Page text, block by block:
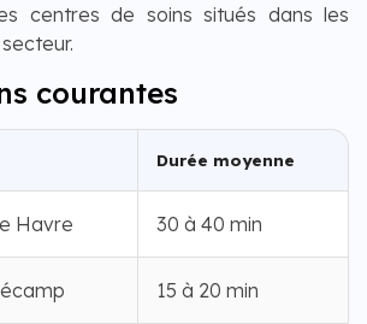
centres de soins situés dans les
courantes
Durée moyenne
Havre 30 à 40 min
15 à 20 min